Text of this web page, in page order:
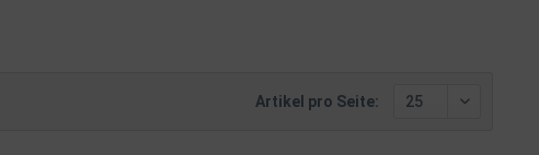
Artikel pro Seite: